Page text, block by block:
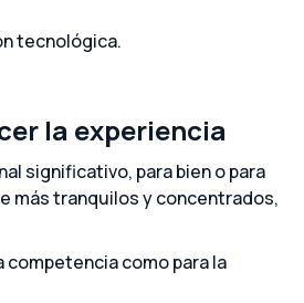
tecnológica.
la experiencia
significativo, para bien o para
más tranquilos y concentrados,
como para la